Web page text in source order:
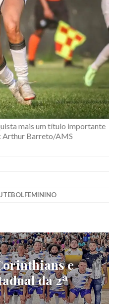
mais um título importante
Arthur Barreto/AMS
e
da 2ª